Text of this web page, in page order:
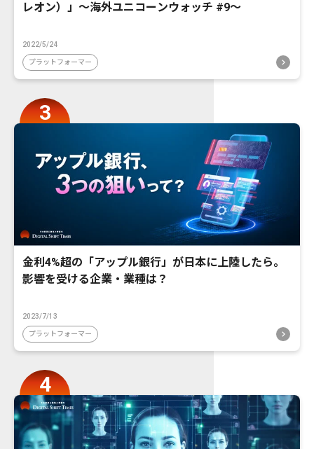
レオン）」〜海外ユニコーンウォッチ #9〜
2022/5/24
プラットフォーマー
金利4%超の「アップル銀行」が日本に上陸したら。
影響を受ける企業・業種は？
2023/7/13
プラットフォーマー